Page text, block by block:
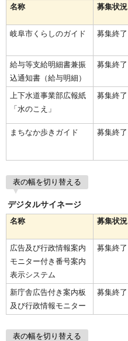
名称
募集状況
岐阜市くらしのガイド
募集終了
給与等支給明細書兼振
込通知書（給与明細）
募集終了
上下水道事業部広報紙
「水のこえ」
募集終了
まちなか歩きガイド 募集終了
表の幅を切り替える
デジタルサイネージ
名称
募集状況
広告及び行政情報案内
モニター付き番号案内
表示システム
募集終了
新庁舎広告付き案内板
及び行政情報モニター
募集終了
表の幅を切り替える